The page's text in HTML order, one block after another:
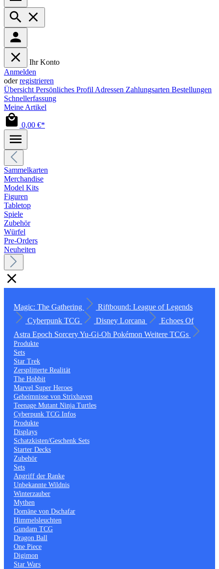
Ihr Konto
Anmelden
oderregistrieren
Übersicht Persönliches Profil Adressen Zahlungsarten Bestellungen
Schnellerfassung
Meine Artikel
0,00 €*
Sammelkarten
Merchandise
Model Kits
Figuren
Tabletop
Spiele
Zubehör
Würfel
Pre-Orders
Neuheiten
Magic: The Gathering
Riftbound: League of Legends
Cyberpunk TCG
Disney Lorcana
Echoes Of
Astra Epoch SorceryYu-Gi-Oh Pokémon Weitere TCGs
Produkte
Sets
Star Trek
Zersplitterte Realität
The Hobbit
Marvel Super Heroes
Geheimnisse von Strixhaven
Teenage Mutant Ninja Turtles
Cyberpunk TCG Infos
Produkte
Displays
Schatzkisten/Geschenk Sets
Starter Decks
Zubehör
Sets
Angriff der Ranke
Unbekannte Wildnis
Winterzauber
Mythen
Domäne von Dschafar
Himmelsleuchten
Gundam TCG
Dragon Ball
One Piece
Digimon
Star Wars